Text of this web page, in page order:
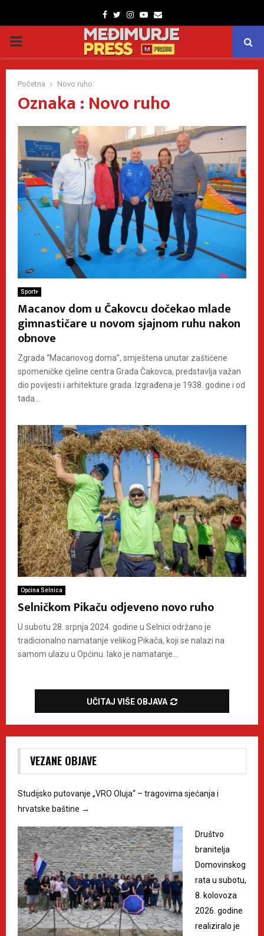
Facebook
TwitterInstagram
Youtube
Email
PRIMARY
MENU
Početna Novo ruho
Oznaka : Novo ruho
Sport+
Macanov dom u Čakovcu dočekao mlade
gimnastičare u novom sjajnom ruhu nakon
obnove
Zgrada “Macanovog doma”, smještena unutar zaštićene
spomeničke cjeline centra Grada Čakovca, predstavlja važan
dio povijesti i arhitekture grada. Izgrađena je 1938. godine i od
tada...
Općina Selnica
Selničkom Pikaču odjeveno novo ruho
U subotu 28. srpnja 2024. godine u Selnici održano je
tradicionalno namatanje velikog Pikača, koji se nalazi na
samom ulazu u Općinu. Iako je namatanje...
UČITAJ VIŠE OBJAVA
VEZANE OBJAVE
Studijsko putovanje „VRO Oluja“ – tragovima sjećanja i
hrvatske baštine →
Društvo
branitelja
Domovinskog
rata u subotu,
8. kolovoza
2026. godine
realiziralo je